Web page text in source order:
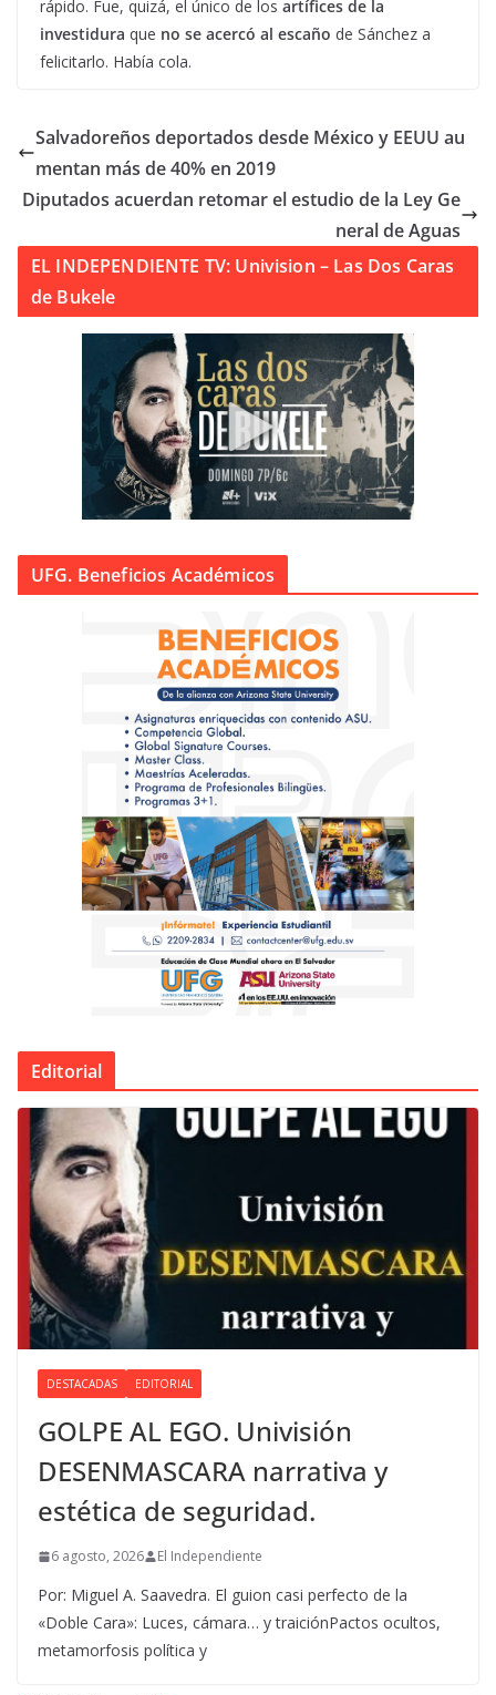
rápido. Fue, quizá, el único de los artífices de la
investidura que no se acercó al escaño de Sánchez a
felicitarlo. Había cola.
Salvadoreños deportados desde México y EEUU au
mentan más de 40% en 2019
Diputados acuerdan retomar el estudio de la Ley Ge
neral de Aguas
EL INDEPENDIENTE TV: Univision – Las Dos Caras
de Bukele
UFG. Beneficios Académicos
Editorial
DESTACADAS EDITORIAL
GOLPE AL EGO. Univisión
DESENMASCARA narrativa y
estética de seguridad.
6 agosto, 2026 El Independiente
Por: Miguel A. Saavedra. El guion casi perfecto de la
«Doble Cara»: Luces, cámara… y traiciónPactos ocultos,
metamorfosis política y